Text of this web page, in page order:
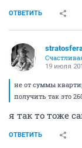
ОТВЕТИТЬ
19 июля
не от суммы
получить так это
я так то тоже
ОТВЕТИТЬ